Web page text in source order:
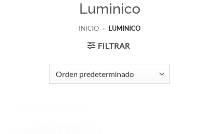
Luminico
INICIO » LUMINICO
FILTRAR